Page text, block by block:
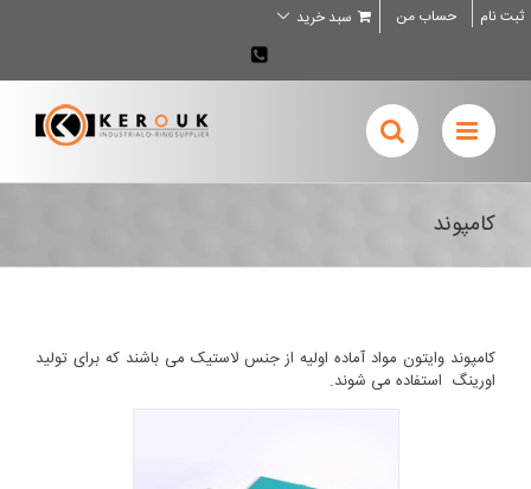
Skip
to
ثبت نام حساب من سبد خرید
02636707898
کامپوند
کامپوند وایتون مواد آماده اولیه از جنس لاستیک می باشند که برای تولید
اورینگ استفاده می شوند.